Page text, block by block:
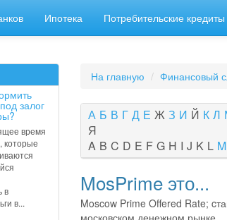
Ипотека Потребительские кредиты
залог
время
которые
в
в...
На главную Финансовый
А Б В Г Д Е Ж З И Й К Л
Я
A B C D E F G H I J K L M
MosPrime это...
Moscow Prime Offered Rate;
московском денежном рынке.